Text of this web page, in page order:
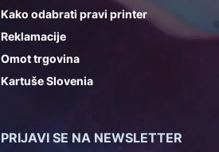
Kako odabrati pravi printer
Reklamacije
Omot trgovina
Kartuše Slovenia
PRIJAVI SE NA NEWSLETTER